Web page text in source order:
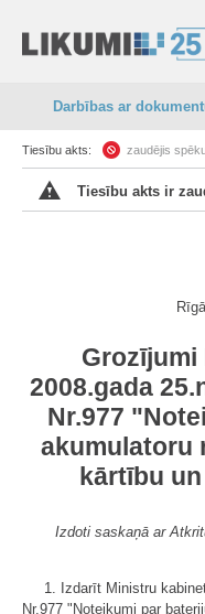
Darbības ar
Tiesību akts: zaudējis
Tiesību akts ir
2008.gada
Nr.977
akumulatoru
kārtību
Izdoti saskaņā ar
1. Izdarīt Ministru
Nr.977 "Noteikumi par